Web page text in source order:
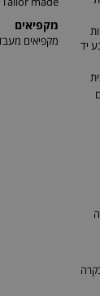
יד
מקפיאים
מקפיאים